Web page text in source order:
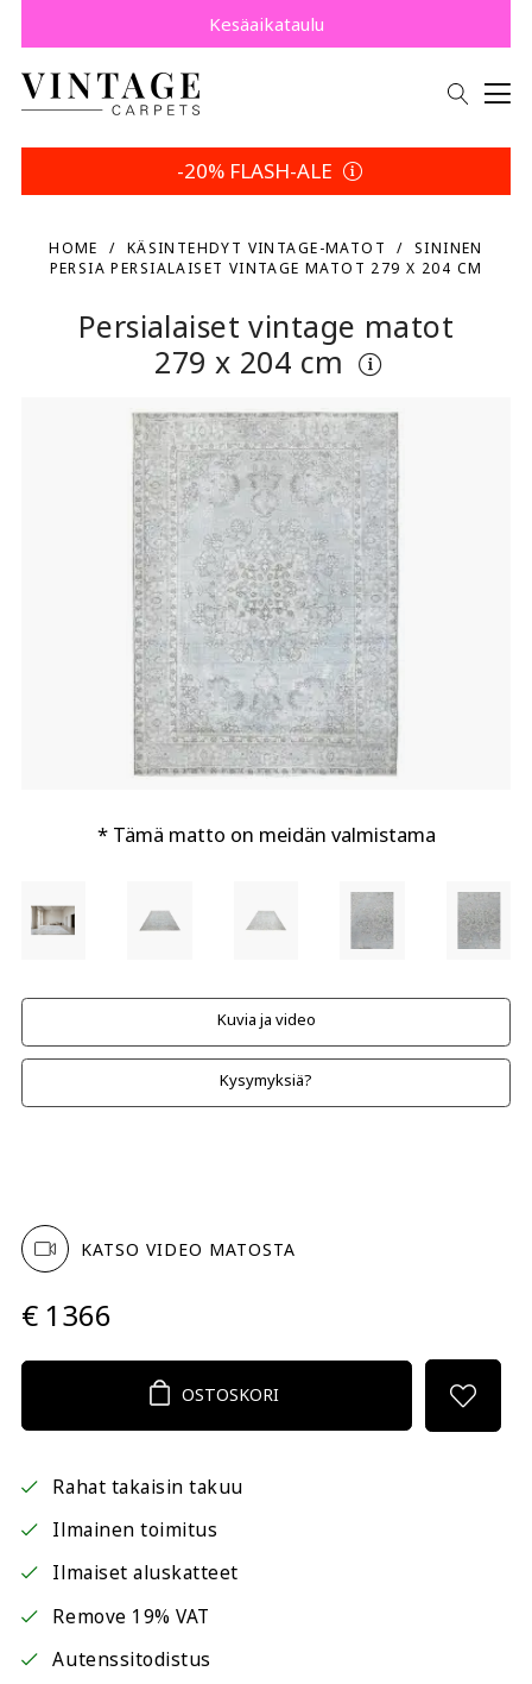
Säästä 5 % | Palautusehtosi
Osta nyt, maksa myöhemmin Klarnalla.
Kesäaikataulu
-20% FLASH-ALE
HOME KÄSINTEHDYT VINTAGE-MATOT
SININEN
PERSIA PERSIALAISET VINTAGE MATOT 279 X 204 CM
Persialaiset vintage matot
279 x 204 cm
* Tämä matto on meidän valmistama
Kuvia ja video
Kysymyksiä?
KATSO VIDEO MATOSTA
€ 1366
OSTOSKORI
Rahat takaisin takuu
Ilmainen toimitus
Ilmaiset aluskatteet
Remove 19% VAT
Autenssitodistus